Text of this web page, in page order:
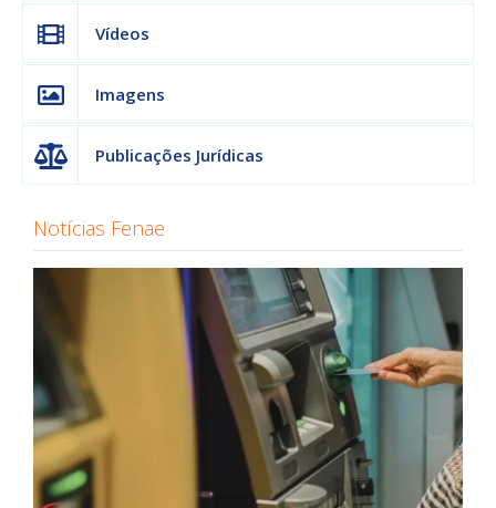
Vídeos
Imagens
Publicações Jurídicas
Notícias Fenae